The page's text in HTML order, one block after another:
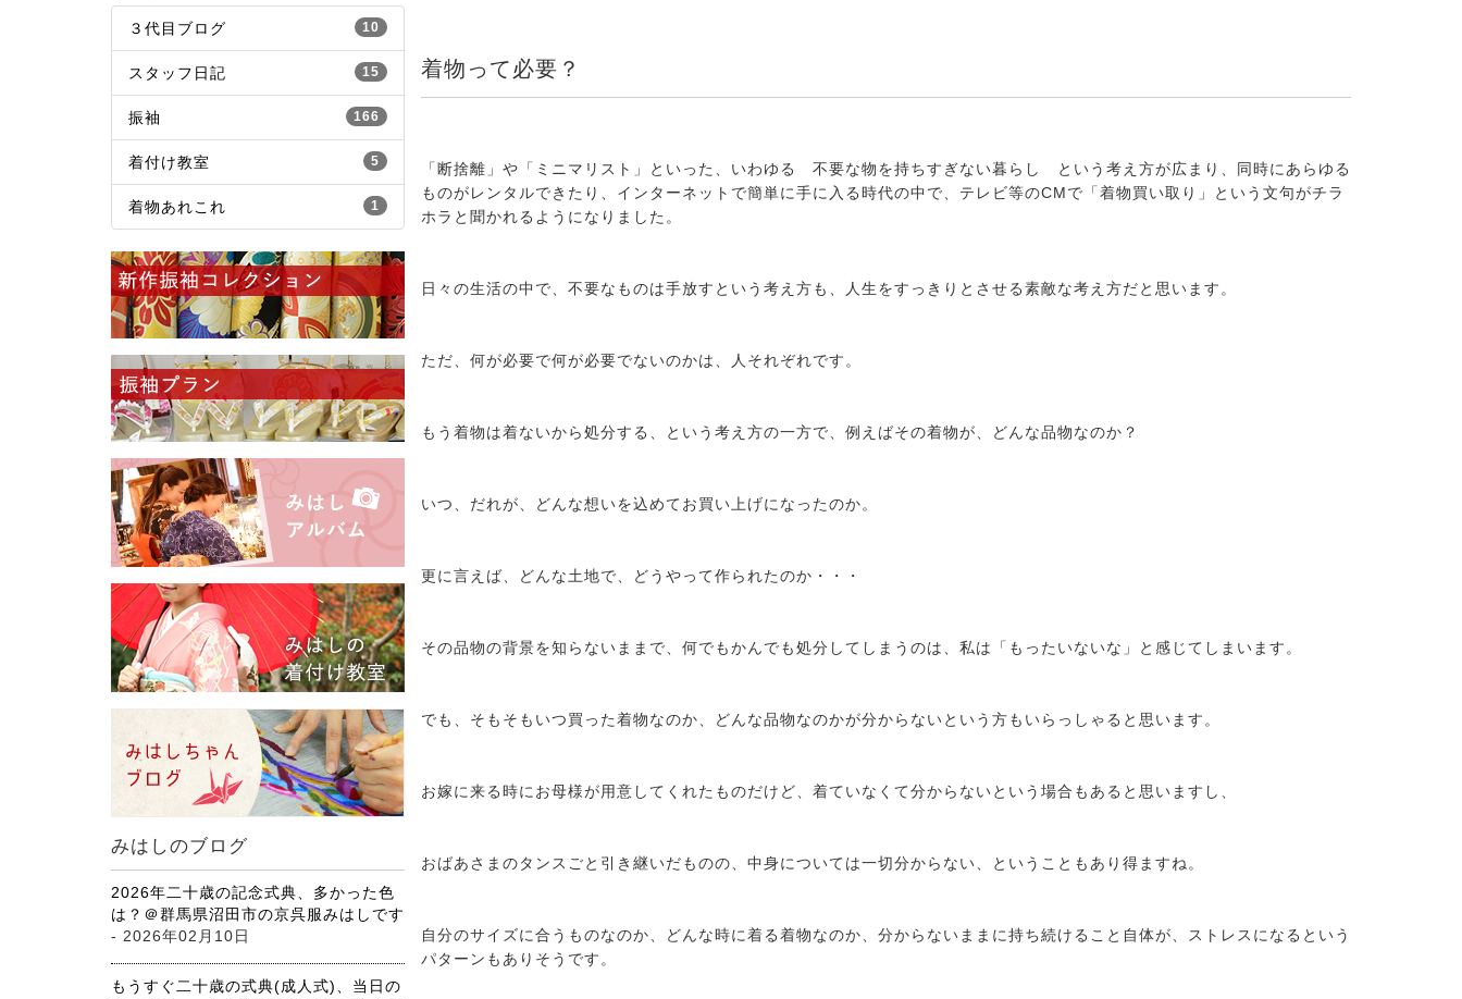
10
３代目ブログ
15
スタッフ日記
166
振袖
5
着付け教室
1
着物あれこれ
みはしのブログ
2026年二十歳の記念式典、多かった色
は？＠群馬県沼田市の京呉服みはしです
- 2026年02月10日
もうすぐ二十歳の式典(成人式)、当日の
着物って必要？
「断捨離」や「ミニマリスト」といった、いわゆる 不要な物を持ちすぎない暮らし という考え方が広まり、同時にあらゆる
ものがレンタルできたり、インターネットで簡単に手に入る時代の中で、テレビ等のCMで「着物買い取り」という文句がチラ
ホラと聞かれるようになりました。
日々の生活の中で、不要なものは手放すという考え方も、人生をすっきりとさせる素敵な考え方だと思います。
ただ、何が必要で何が必要でないのかは、人それぞれです。
もう着物は着ないから処分する、という考え方の一方で、例えばその着物が、どんな品物なのか？
いつ、だれが、どんな想いを込めてお買い上げになったのか。
更に言えば、どんな土地で、どうやって作られたのか・・・
その品物の背景を知らないままで、何でもかんでも処分してしまうのは、私は「もったいないな」と感じてしまいます。
でも、そもそもいつ買った着物なのか、どんな品物なのかが分からないという方もいらっしゃると思います。
お嫁に来る時にお母様が用意してくれたものだけど、着ていなくて分からないという場合もあると思いますし、
おばあさまのタンスごと引き継いだものの、中身については一切分からない、ということもあり得ますね。
自分のサイズに合うものなのか、どんな時に着る着物なのか、分からないままに持ち続けること自体が、ストレスになるという
パターンもありそうです。